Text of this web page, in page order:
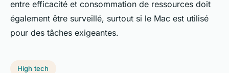
entre efficacité et consommation de ressources doit
également être surveillé, surtout si le Mac est utilisé
pour des tâches exigeantes.
High tech